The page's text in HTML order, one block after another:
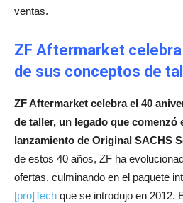
ventas.
ZF Aftermarket
de sus conceptos de
ZF Aftermarket celebra el 40
de taller, un legado que comenzó
lanzamiento de Original SACHS
de estos 40 años, ZF ha
ofertas, culminando en el paquete
[pro]Tech que se introdujo en 2012.